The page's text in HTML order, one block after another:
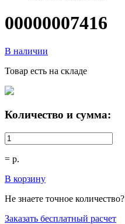
00000007416
В наличии
Товар есть на складе
Количество и сумма:
= р.
В корзину
Не знаете точное количество?
Заказать бесплатный расчет